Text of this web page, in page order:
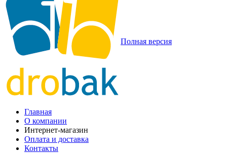
Полная версия
Главная
О компании
Интернет-магазин
Оплата и доставка
Контакты